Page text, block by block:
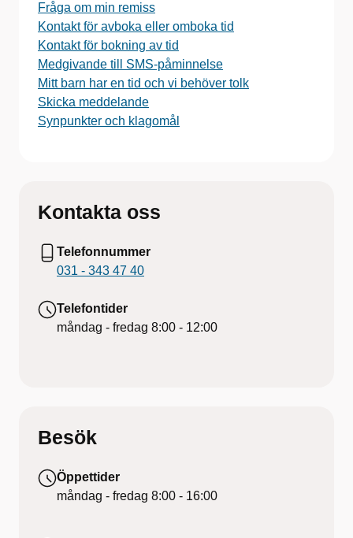
Fråga om min remiss
Kontakt för avboka eller omboka tid
Kontakt för bokning av tid
Medgivande till SMS-påminnelse
Mitt barn har en tid och vi behöver tolk
Skicka meddelande
Synpunkter och klagomål
Kontakta oss
Telefonnummer
031 - 343 47 40
Telefontider
måndag - fredag 8:00 - 12:00
Besök
Öppettider
måndag - fredag 8:00 - 16:00